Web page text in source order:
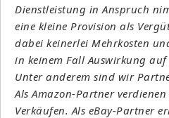
Dienstleistung in Anspruch
eine kleine Provision als
dabei keinerlei Mehrkosten
in keinem Fall Auswirkung auf
Unter anderem sind wir
Als Amazon-Partner
Verkäufen. Als eBay-Partner